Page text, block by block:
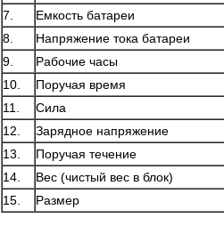
7.
Емкость батареи
8.
Напряжение тока батареи
9.
Рабочие часы
10.
Поручая время
11.
Сила
12.
Зарядное напряжение
13.
Поручая течение
14.
Вес (чистый вес в блок)
15.
Размер